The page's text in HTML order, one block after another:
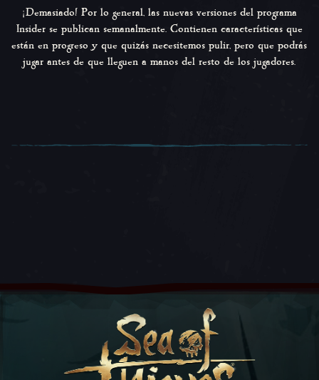
¡Demasiado! Por lo general, las nuevas versiones del programa
Insider se publican semanalmente. Contienen características que
están en progreso y que quizás necesitemos pulir, pero que podrás
jugar antes de que lleguen a manos del resto de los jugadores.